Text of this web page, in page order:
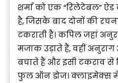
शर्मा को एक “रिलेटेबल”
है, जिसके बाद दोनों की
टकराती है। कपिल जहां
मजाक उड़ाते हैं, वहीं
बचाते हैं और इसी टकराव से
फुल ऑन डोज। क्लाइमेक्स